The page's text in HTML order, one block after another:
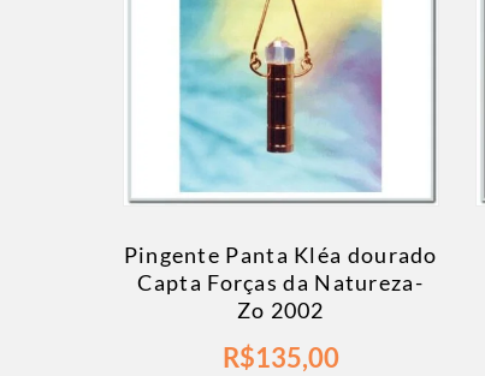
Pingente Panta Kléa dourado
Capta Forças da Natureza-
Zo 2002
R$135,00